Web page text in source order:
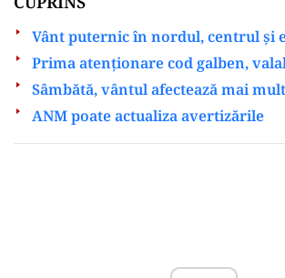
Vânt puternic în nordul, centrul și
Prima atenționare cod galben,
Sâmbătă, vântul afectează mai
ANM poate actualiza avertizările